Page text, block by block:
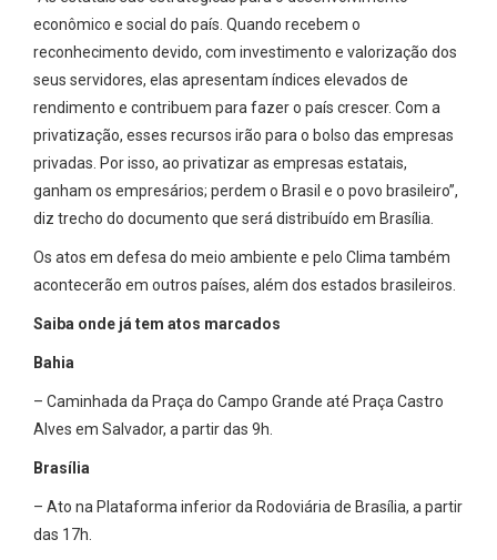
econômico e social do país. Quando recebem o
reconhecimento devido, com investimento e valorização dos
seus servidores, elas apresentam índices elevados de
rendimento e contribuem para fazer o país crescer. Com a
privatização, esses recursos irão para o bolso das empresas
privadas. Por isso, ao privatizar as empresas estatais,
ganham os empresários; perdem o Brasil e o povo brasileiro”,
diz trecho do documento que será distribuído em Brasília.
Os atos em defesa do meio ambiente e pelo Clima também
acontecerão em outros países, além dos estados brasileiros.
Saiba onde já tem atos marcados
Bahia
– Caminhada da Praça do Campo Grande até Praça Castro
Alves em Salvador, a partir das 9h.
Brasília
– Ato na Plataforma inferior da Rodoviária de Brasília, a partir
das 17h.